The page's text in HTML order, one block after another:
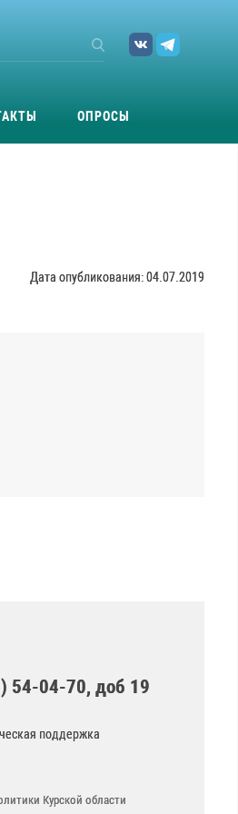
ОПРОСЫ
Дата опубликования: 04.07.2019
54-04-70, доб 19
поддержка
Курской области